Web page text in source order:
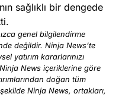
sağlıklı bir dengede
genel bilgilendirme
değildir. Ninja News’te
yatırım kararlarınızı
News içeriklerine göre
doğan tüm
Ninja News, ortakları,